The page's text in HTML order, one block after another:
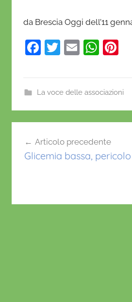
da Brescia Oggi dell’11
F
e
b
o
o
k
T
er
E
l
W
s
A
p
p
e
st
La voce delle associazioni
articoli
Articolo precedente
Glicemia bassa,